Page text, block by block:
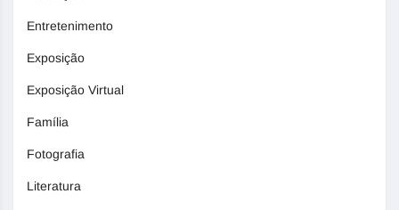
Entretenimento
Exposição
Exposição Virtual
Família
Fotografia
Literatura